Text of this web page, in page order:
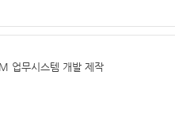
업무시스템 개발 제작